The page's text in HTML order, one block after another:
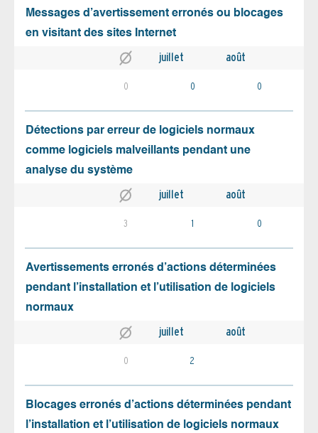
Messages d’avertissement erronés ou blocages
en visitant des sites Internet
juillet août
0 0 0
Détections par erreur de logiciels normaux
comme logiciels malveillants pendant une
analyse du système
juillet août
3 1 0
Avertissements erronés d’actions déterminées
pendant l’installation et l’utilisation de logiciels
normaux
juillet août
0 2
Blocages erronés d’actions déterminées pendant
l’installation et l’utilisation de logiciels normaux